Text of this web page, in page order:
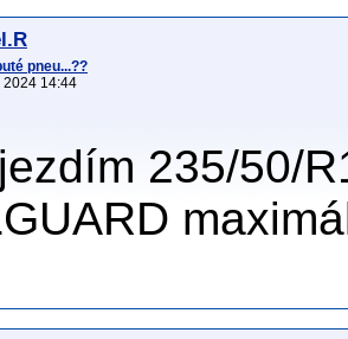
pneu...??
2024 14:44
235/50/